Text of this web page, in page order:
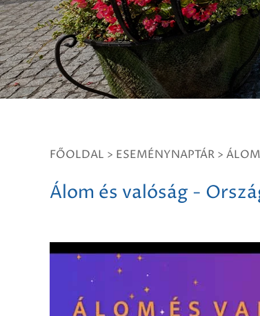
FŐOLDAL > ESEMÉNYNAPTÁR >
Álom és valóság -